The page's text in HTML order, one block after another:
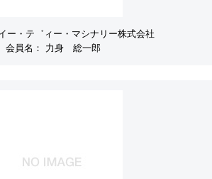
ー・テ゛ィー・マシナリー株式会社
会員名：
力身 総一郎